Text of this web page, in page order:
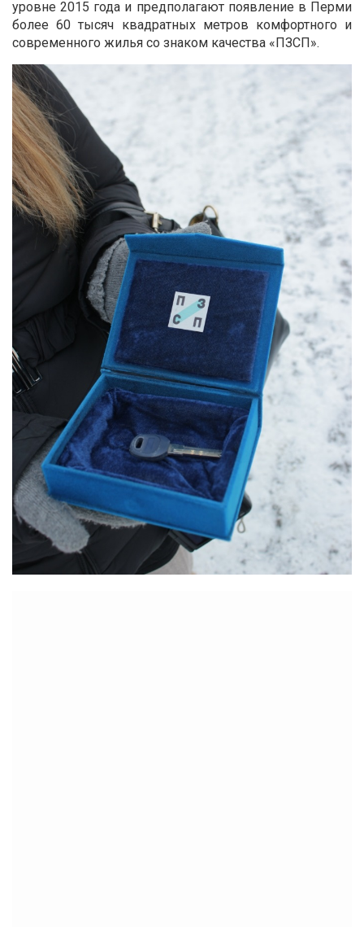
уровне 2015 года и предполагают появление в Перми
более 60 тысяч квадратных метров комфортного и
современного жилья со знаком качества «ПЗСП».